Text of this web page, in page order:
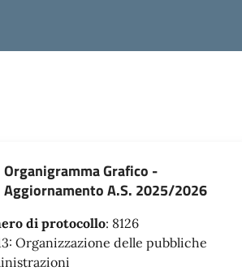
Organigramma Grafico -
Aggiornamento A.S. 2025/2026
di protocollo: 8126
Organizzazione delle pubbliche